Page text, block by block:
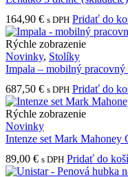
164,90 € s DPH Pridať do
Rýchle zobrazenie
Novinky, Stolíky
Impala – mobilný
687,50 € s DPH Pridať do
Rýchle zobrazenie
Novinky
Intenze set Mark Mahoney
89,00 € s DPH Pridať do